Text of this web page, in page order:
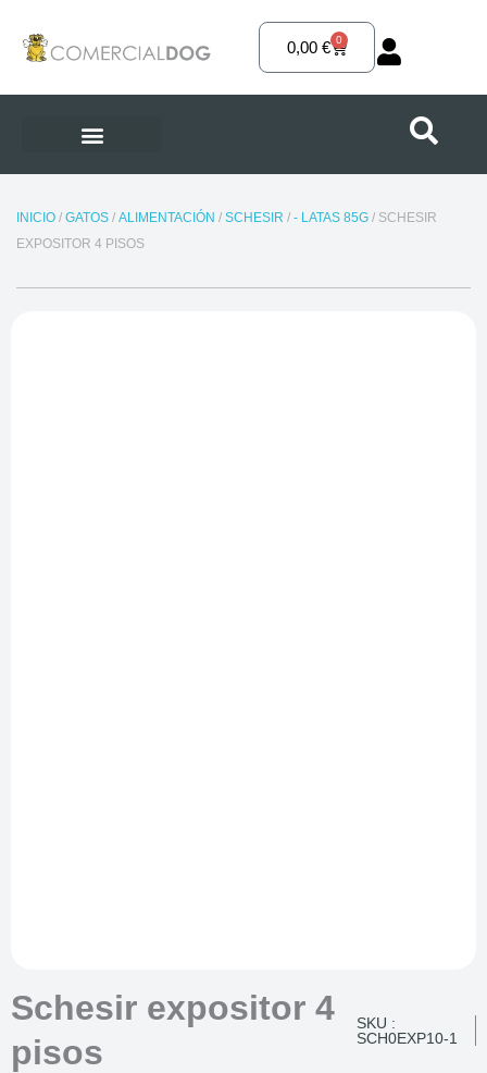
contenido
0,00€ 0
Carrito
INICIO/ GATOS/ ALIMENTACIÓN / SCHESIR / - LATAS 85G/ SCHESIR
EXPOSITOR 4 PISOS
Schesir expositor 4
pisos
SKU :
SCH0EXP10-1